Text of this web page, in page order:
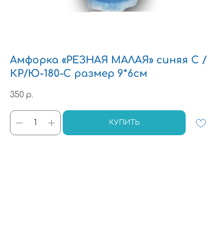
Амфорка «РЕЗНАЯ МАЛАЯ» синяя С /
КР/Ю-180-С размер 9*6см
350 р.
КУПИТЬ